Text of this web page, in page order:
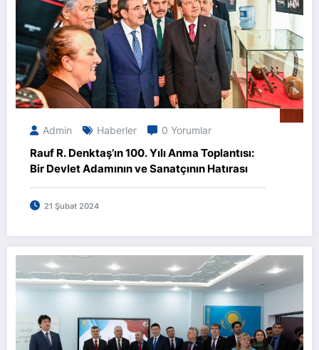
Admin Haberler 0 Yorumlar
Rauf R. Denktaş’ın 100. Yılı Anma Toplantısı:
Bir Devlet Adamının ve Sanatçının Hatırası
21 Şubat 2024